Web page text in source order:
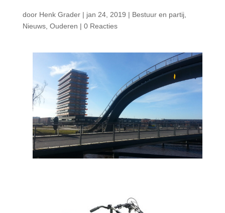
door Henk Grader| jan 24, 2019 | Bestuur en partij,
Nieuws, Ouderen | 0 Reacties